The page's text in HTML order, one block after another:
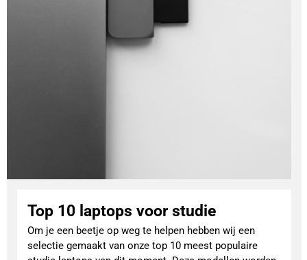
Top 10 laptops voor studie
Om je een beetje op weg te helpen hebben wij een
selectie gemaakt van onze top 10 meest populaire